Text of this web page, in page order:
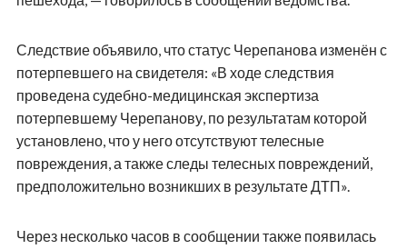
Следствие объявило, что статус Черепанова изменён с
потерпевшего на свидетеля: «В ходе следствия
проведена судебно-медицинская экспертиза
потерпевшему Черепанову, по результатам которой
установлено, что у него отсутствуют телесные
повреждения, а также следы телесных повреждений,
предположительно возникших в результате ДТП».
Через несколько часов в сообщении также появилась